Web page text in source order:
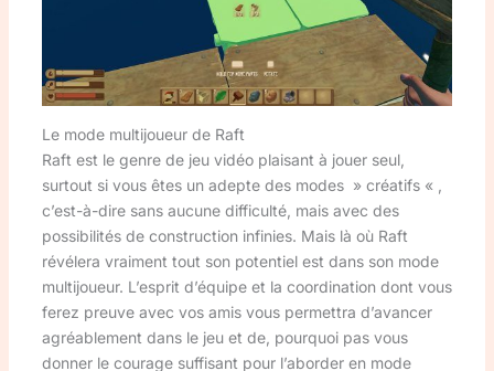
Le mode multijoueur de Raft
Raft est le genre de jeu vidéo plaisant à jouer seul,
surtout si vous êtes un adepte des modes » créatifs « ,
c’est-à-dire sans aucune difficulté, mais avec des
possibilités de construction infinies. Mais là où Raft
révélera vraiment tout son potentiel est dans son mode
multijoueur. L’esprit d’équipe et la coordination dont vous
ferez preuve avec vos amis vous permettra d’avancer
agréablement dans le jeu et de, pourquoi pas vous
donner le courage suffisant pour l’aborder en mode